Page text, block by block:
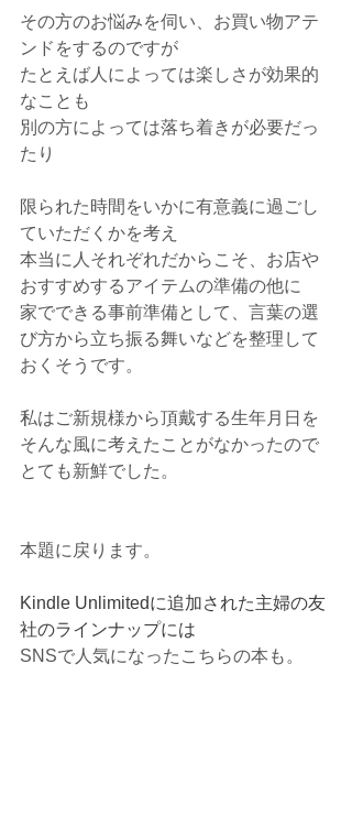
その方のお悩みを伺い、お買い物アテ
ンドをするのですが
たとえば人によっては楽しさが効果的
なことも
別の方によっては落ち着きが必要だっ
たり
限られた時間をいかに有意義に過ごし
ていただくかを考え
本当に人それぞれだからこそ、お店や
おすすめするアイテムの準備の他に
家でできる事前準備として、言葉の選
び方から立ち振る舞いなどを整理して
おくそうです。
私はご新規様から頂戴する生年月日を
そんな風に考えたことがなかったので
とても新鮮でした。
本題に戻ります。
Kindle Unlimitedに追加された主婦の友
社のラインナップには
SNSで人気になったこちらの本も。